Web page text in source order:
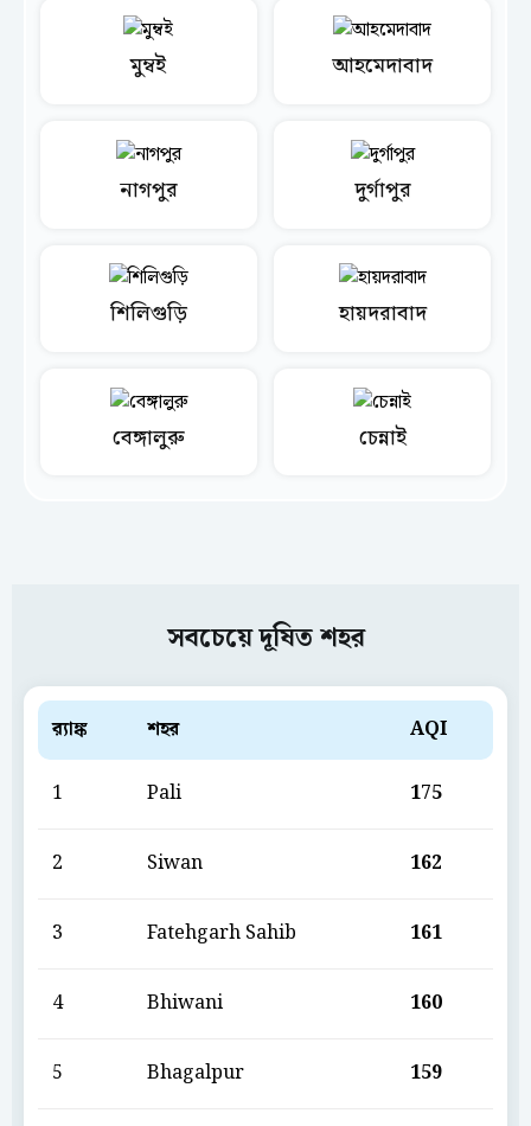
মুম্বই আহমেদাবাদ
নাগপুর দুর্গাপুর
শিলিগুড়ি হায়দরাবাদ
বেঙ্গালুরু চেন্নাই
সবচেয়ে দূষিত শহর
ব়্যাঙ্ক শহর AQI
1 Pali 175
2 Siwan 162
3 Fatehgarh Sahib 161
4 Bhiwani 160
5 Bhagalpur 159